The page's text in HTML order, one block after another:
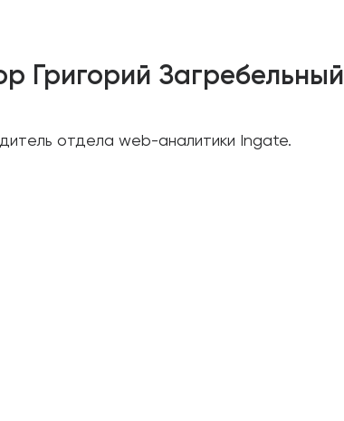
Григорий Загребельный
отдела web-аналитики Ingate.